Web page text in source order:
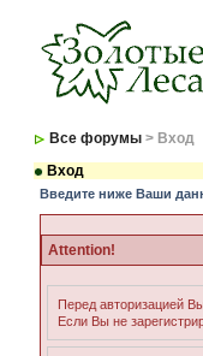
Все форумы > Вход
Вход
Введите ниже Ваши
Attention!
Перед авторизацией
Если Вы не